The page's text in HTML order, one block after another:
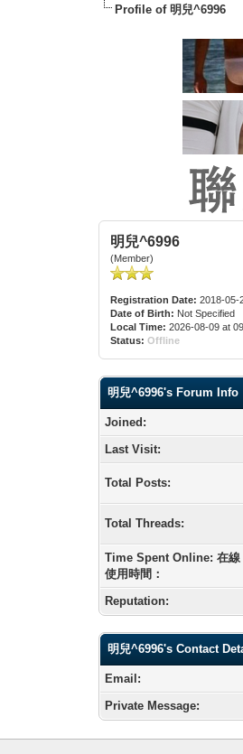
Profile of 明兒^6996
明兒^6996
(Member)
Registration Date: 2018-05-
Date of Birth: Not Specified
Local Time: 2026-08-09 at
Status: Offline
明兒^6996's Forum Info
Joined:
Last Visit:
Total Posts:
Total Threads:
Time Spent Online: 在線
使用時間：
Reputation:
明兒^6996's Contact
Email:
Private Message: